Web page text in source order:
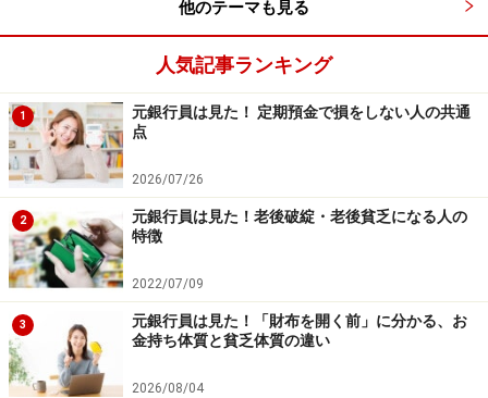
60代で3000万円の貯金を目指す！3つのヒント
50代で2000万円貯金を目指すなら、お金のヒント3
貯金が増えない人必見！お金が貯まる習慣5つ
※記事内容は執筆時点のものです。最新の内容をご確認くださ
本記事の内容は一般的な情報提供を目的としており、特定の金融
商品や投資行動を推奨するものではありません。
投資や資産運用に関する最終的なご判断はご自身の責任において
行ってください。
掲載情報の正確性・完全性については十分に配慮しております
が、その内容を保証するものではなく、これに基づく損失・損害
などについて当社は一切の責任を負いません。
最新の情報や詳細については、必ず各金融機関やサービス提供者
の公式情報をご確認ください。
他のテーマも見る
人気記事ランキング
1
元銀行員は見た！ 定期預金で損をしない人の共通
点
2026/07/26
2
元銀行員は見た！老後破綻・老後貧乏になる人の
特徴
2022/07/09
3
元銀行員は見た！「財布を開く前」に分かる、お
金持ち体質と貧乏体質の違い
2026/08/04